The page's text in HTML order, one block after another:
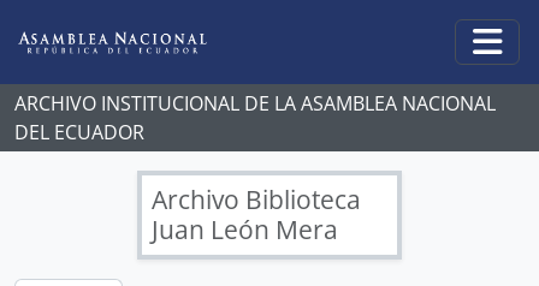
ARCHIVO INSTITUCIONAL DE LA ASAMBLEA NACIONAL
DEL ECUADOR
Archivo Biblioteca
Juan León Mera